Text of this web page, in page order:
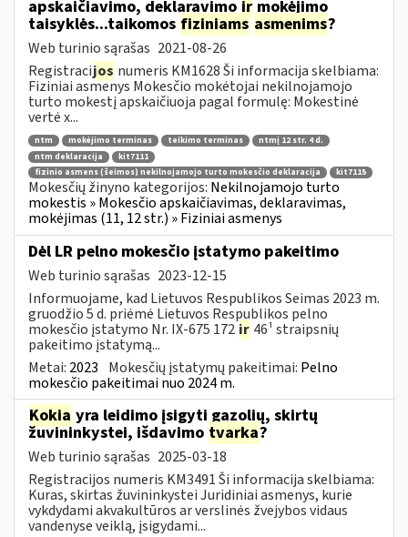
apskaičiavimo, deklaravimo ir mokėjimo
taisyklės...taikomos fiziniams asmenims?
Web turinio sąrašas 2021-08-26
Registracijos numeris KM1628 Ši informacija skelbiama:
Fiziniai asmenys Mokesčio mokėtojai nekilnojamojo
turto mokestį apskaičiuoja pagal formulę: Mokestinė
vertė x...
ntm mokėjimo terminas teikimo terminas
ntmį 12 str. 4 d.
ntm deklaracija
kit7111
fizinio asmens (šeimos) nekilnojamojo turto mokesčio deklaracija
kit7115
Mokesčių žinyno kategorijos: Nekilnojamojo turto
mokestis » Mokesčio apskaičiavimas, deklaravimas,
mokėjimas (11, 12 str.) » Fiziniai asmenys
Dėl LR pelno mokesčio įstatymo pakeitimo
Web turinio sąrašas 2023-12-15
Informuojame, kad Lietuvos Respublikos Seimas 2023 m.
gruodžio 5 d. priėmė Lietuvos Respublikos pelno
mokesčio įstatymo Nr. IX-675 172 ir 46¹ straipsnių
pakeitimo įstatymą...
Metai: 2023 Mokesčių įstatymų pakeitimai: Pelno
mokesčio pakeitimai nuo 2024 m.
Kokia yra leidimo įsigyti gazolių, skirtų
žuvininkystei, išdavimo tvarka?
Web turinio sąrašas 2025-03-18
Registracijos numeris KM3491 Ši informacija skelbiama:
Kuras, skirtas žuvininkystei Juridiniai asmenys, kurie
vykdydami akvakultūros ar verslinės žvejybos vidaus
vandenyse veiklą, įsigydami...